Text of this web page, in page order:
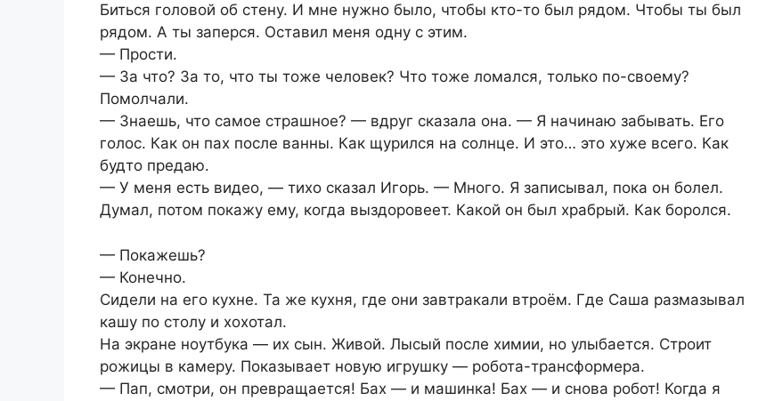
Биться головой об стену. И мне нужно было, чтобы кто-то был рядом. Чтобы ты был
рядом. А ты заперся. Оставил меня одну с этим.
— Прости.
— За что? За то, что ты тоже человек? Что тоже ломался, только по-своему?
Помолчали.
— Знаешь, что самое страшное? — вдруг сказала она. — Я начинаю забывать. Его
голос. Как он пах после ванны. Как щурился на солнце. И это… это хуже всего. Как
будто предаю.
— У меня есть видео, — тихо сказал Игорь. — Много. Я записывал, пока он болел.
Думал, потом покажу ему, когда выздоровеет. Какой он был храбрый. Как боролся.
— Покажешь?
— Конечно.
Сидели на его кухне. Та же кухня, где они завтракали втроём. Где Саша размазывал
кашу по столу и хохотал.
На экране ноутбука — их сын. Живой. Лысый после химии, но улыбается. Строит
рожицы в камеру. Показывает новую игрушку — робота-трансформера.
— Пап, смотри, он превращается! Бах — и машинка! Бах — и снова робот! Когда я